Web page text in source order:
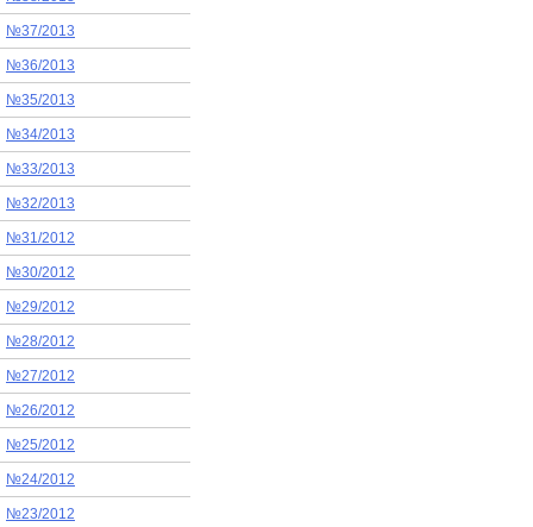
№37/2013
№36/2013
№35/2013
№34/2013
№33/2013
№32/2013
№31/2012
№30/2012
№29/2012
№28/2012
№27/2012
№26/2012
№25/2012
№24/2012
№23/2012